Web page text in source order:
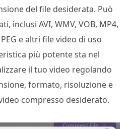
del file desiderata. Può
inclusi AVI, WMV, VOB, MP4,
e altri file video di uso
più potente sta nel
il tuo video regolando
formato, risoluzione e
compresso desiderato.